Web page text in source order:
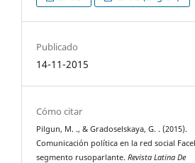
Publicado
14-11-2015
Cómo citar
Pilgun, M. ., & Gradoselskaya, G. . (2015).
Comunicación política en la red social
segmento rusoparlante.Revista Latina De